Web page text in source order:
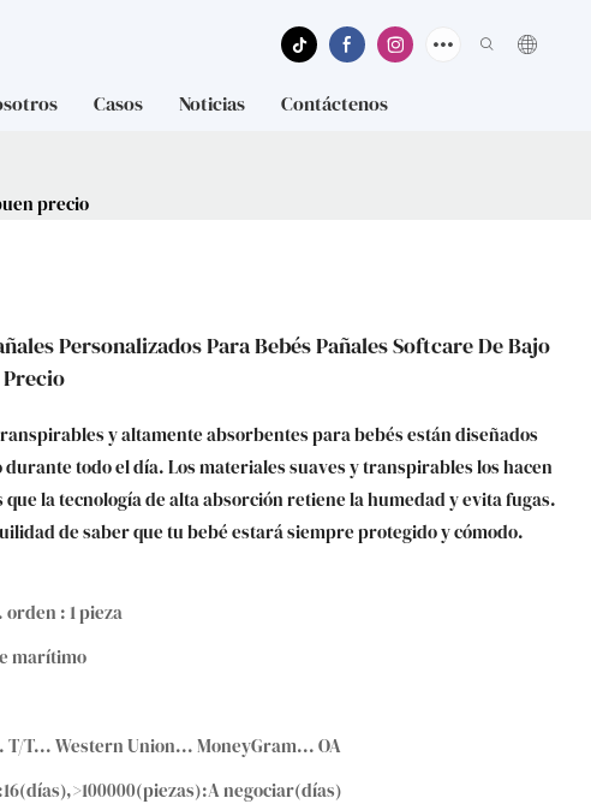
Casos Noticias Contáctenos
precio
Personalizados Para Bebés Pañales Softcare De Bajo
Precio
y altamente absorbentes para bebés están diseñados
todo el día. Los materiales suaves y transpirables los hacen
la tecnología de alta absorción retiene la humedad y evita fugas.
de saber que tu bebé estará siempre protegido y cómodo.
orden : 1 pieza
marítimo
T/T... Western Union... MoneyGram... OA
negociar(días)